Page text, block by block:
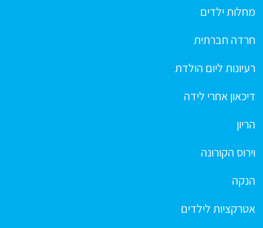
מחלות ילדים
חרדה חברתית
רעיונות ליום הולדת
דיכאון אחרי לידה
הריון
וירוס הקורונה
הנקה
אטרקציות לילדים